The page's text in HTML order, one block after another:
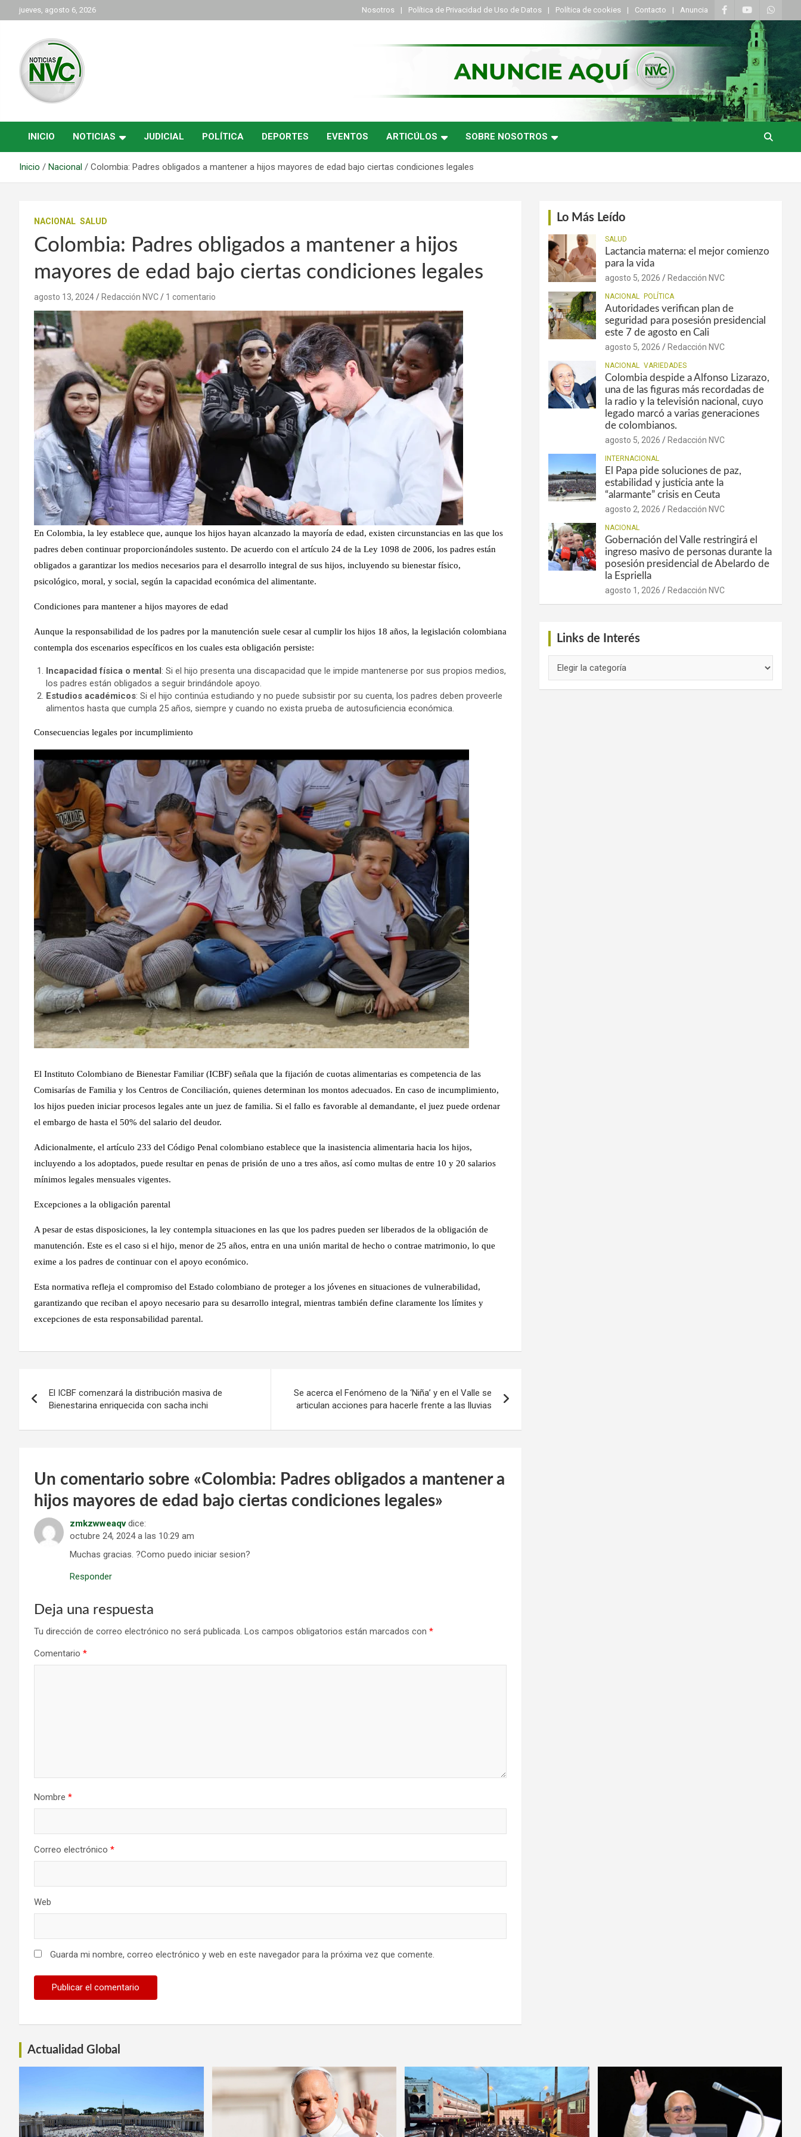
Saltar
al
jueves, agosto 6, 2026 Nosotros Política de Privacidad de Uso de Datos Política de cookies Contacto Anuncia
NVC Noticias
INICIO NOTICIAS JUDICIAL POLÍTICA DEPORTES EVENTOS ARTICÚLOS SOBRE NOSOTROS
Inicio Nacional Colombia: Padres obligados a mantener a hijos mayores de edad bajo ciertas condiciones legales
NACIONAL SALUD
Colombia: Padres obligados a mantener a hijos
mayores de edad bajo ciertas condiciones legales
agosto 13, 2024 Redacción NVC 1 comentario
En Colombia, la ley establece que, aunque los hijos hayan alcanzado la mayoría de edad, existen circunstancias en las que los
padres deben continuar proporcionándoles sustento. De acuerdo con el artículo 24 de la Ley 1098 de 2006, los padres están
obligados a garantizar los medios necesarios para el desarrollo integral de sus hijos, incluyendo su bienestar físico,
psicológico, moral, y social, según la capacidad económica del alimentante.
Condiciones para mantener a hijos mayores de edad
Aunque la responsabilidad de los padres por la manutención suele cesar al cumplir los hijos 18 años, la legislación colombiana
contempla dos escenarios específicos en los cuales esta obligación persiste:
Incapacidad física o mental: Si el hijo presenta una discapacidad que le impide mantenerse por sus propios medios,
los padres están obligados a seguir brindándole apoyo.
Estudios académicos: Si el hijo continúa estudiando y no puede subsistir por su cuenta, los padres deben proveerle
alimentos hasta que cumpla 25 años, siempre y cuando no exista prueba de autosuficiencia económica.
Consecuencias legales por incumplimiento
El Instituto Colombiano de Bienestar Familiar (ICBF) señala que la fijación de cuotas alimentarias es competencia de las
Comisarías de Familia y los Centros de Conciliación, quienes determinan los montos adecuados. En caso de incumplimiento,
los hijos pueden iniciar procesos legales ante un juez de familia. Si el fallo es favorable al demandante, el juez puede ordenar
el embargo de hasta el 50% del salario del deudor.
Adicionalmente, el artículo 233 del Código Penal colombiano establece que la inasistencia alimentaria hacia los hijos,
incluyendo a los adoptados, puede resultar en penas de prisión de uno a tres años, así como multas de entre 10 y 20 salarios
mínimos legales mensuales vigentes.
Excepciones a la obligación parental
A pesar de estas disposiciones, la ley contempla situaciones en las que los padres pueden ser liberados de la obligación de
manutención. Este es el caso si el hijo, menor de 25 años, entra en una unión marital de hecho o contrae matrimonio, lo que
exime a los padres de continuar con el apoyo económico.
Esta normativa refleja el compromiso del Estado colombiano de proteger a los jóvenes en situaciones de vulnerabilidad,
garantizando que reciban el apoyo necesario para su desarrollo integral, mientras también define claramente los límites y
excepciones de esta responsabilidad parental.
de
entradas
El ICBF comenzará la distribución masiva de
Bienestarina enriquecida con sacha inchi
Se acerca el Fenómeno de la ‘Niña’ y en el Valle se
articulan acciones para hacerle frente a las lluvias
Un comentario sobre «Colombia: Padres obligados a mantener a
hijos mayores de edad bajo ciertas condiciones legales»
zmkzwweaqv dice:
octubre 24, 2024 a las 10:29 am
Muchas gracias. ?Como puedo iniciar sesion?
Responder
Deja una respuesta
Tu dirección de correo electrónico no será publicada. Los campos obligatorios están marcados con *
Comentario *
Nombre *
Correo electrónico *
Web
Guarda mi nombre, correo electrónico y web en este navegador para la próxima vez que comente.
Lo Más Leído
SALUD
Lactancia materna: el mejor comienzo
para la vida
agosto 5, 2026 Redacción NVC
NACIONAL POLÍTICA
Autoridades verifican plan de
seguridad para posesión presidencial
este 7 de agosto en Cali
agosto 5, 2026 Redacción NVC
NACIONAL VARIEDADES
Colombia despide a Alfonso Lizarazo,
una de las figuras más recordadas de
la radio y la televisión nacional, cuyo
legado marcó a varias generaciones
de colombianos.
agosto 5, 2026 Redacción NVC
INTERNACIONAL
El Papa pide soluciones de paz,
estabilidad y justicia ante la
“alarmante” crisis en Ceuta
agosto 2, 2026 Redacción NVC
NACIONAL
Gobernación del Valle restringirá el
ingreso masivo de personas durante la
posesión presidencial de Abelardo de
la Espriella
agosto 1, 2026 Redacción NVC
Links de Interés
de
Actualidad Global